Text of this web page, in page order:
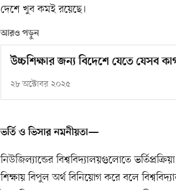
দেশে খুব কমই রয়েছে।
আরও পড়ুন
উচ্চশিক্ষার জন্য বিদেশে যেতে যেসব
২৮ অক্টোবর ২০২৫
ভর্তি ও ভিসার নমনীয়তা—
নিউজিল্যান্ডের বিশ্ববিদ্যালয়গুলোতে
শিক্ষায় বিপুল অর্থ বিনিয়োগ করে বলে